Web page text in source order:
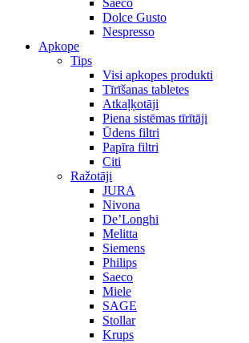
Saeco
Dolce Gusto
Nespresso
Apkope
Tips
Visi apkopes produkti
Tīrīšanas tabletes
Atkaļķotāji
Piena sistēmas tīrītāji
Ūdens filtri
Papīra filtri
Citi
Ražotāji
JURA
Nivona
De’Longhi
Melitta
Siemens
Philips
Saeco
Miele
SAGE
Stollar
Krups